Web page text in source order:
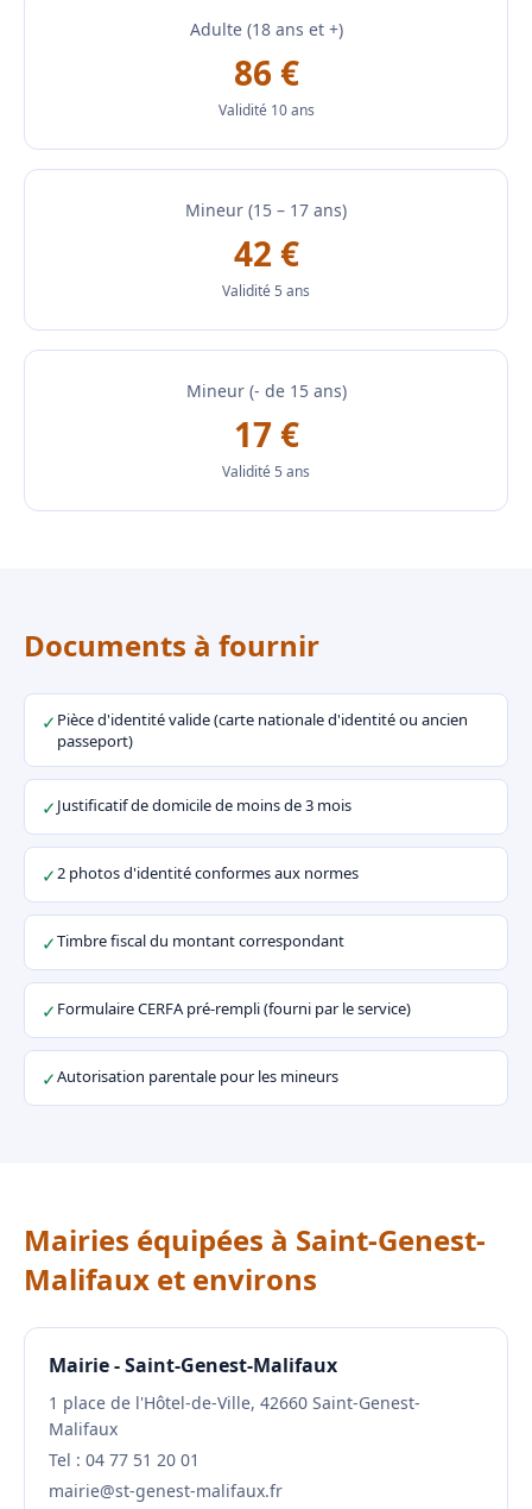
Adulte (18 ans et +)
86 €
Validité 10 ans
Mineur (15 – 17 ans)
42 €
Validité 5 ans
Mineur (- de 15 ans)
17 €
Validité 5 ans
Documents à fournir
✓ Pièce d'identité valide (carte nationale d'identité ou ancien
passeport)
✓Justificatif de domicile de moins de 3 mois
✓2 photos d'identité conformes aux normes
✓Timbre fiscal du montant correspondant
✓ Formulaire CERFA pré-rempli (fourni par le service)
✓Autorisation parentale pour les mineurs
Mairies équipées à Saint-Genest-
Malifaux et environs
Mairie - Saint-Genest-Malifaux
1 place de l'Hôtel-de-Ville, 42660 Saint-Genest-
Malifaux
Tel : 04 77 51 20 01
mairie@st-genest-malifaux.fr